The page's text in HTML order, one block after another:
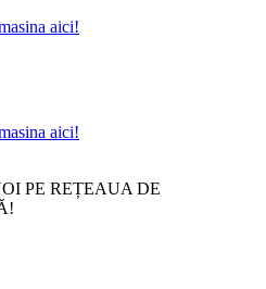
PE REȚEAUA DE